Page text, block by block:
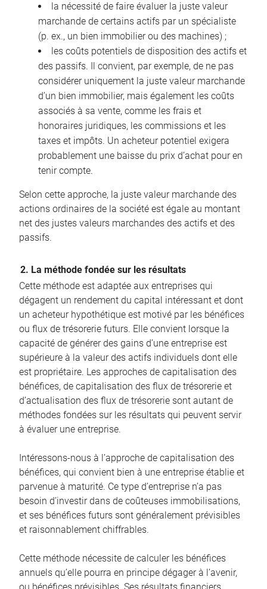
la nécessité de faire évaluer la juste valeur
marchande de certains actifs par un spécialiste
(p. ex., un bien immobilier ou des machines) ;
les coûts potentiels de disposition des actifs et
des passifs. Il convient, par exemple, de ne pas
considérer uniquement la juste valeur marchande
d’un bien immobilier, mais également les coûts
associés à sa vente, comme les frais et
honoraires juridiques, les commissions et les
taxes et impôts. Un acheteur potentiel exigera
probablement une baisse du prix d’achat pour en
tenir compte.
Selon cette approche, la juste valeur marchande des
actions ordinaires de la société est égale au montant
net des justes valeurs marchandes des actifs et des
passifs.
2. La méthode fondée sur les résultats
Cette méthode est adaptée aux entreprises qui
dégagent un rendement du capital intéressant et dont
un acheteur hypothétique est motivé par les bénéfices
ou flux de trésorerie futurs. Elle convient lorsque la
capacité de générer des gains d’une entreprise est
supérieure à la valeur des actifs individuels dont elle
est propriétaire. Les approches de capitalisation des
bénéfices, de capitalisation des flux de trésorerie et
d’actualisation des flux de trésorerie sont autant de
méthodes fondées sur les résultats qui peuvent servir
à évaluer une entreprise.
Intéressons-nous à l’approche de capitalisation des
bénéfices, qui convient bien à une entreprise établie et
parvenue à maturité. Ce type d’entreprise n’a pas
besoin d’investir dans de coûteuses immobilisations,
et ses bénéfices futurs sont généralement prévisibles
et raisonnablement chiffrables.
Cette méthode nécessite de calculer les bénéfices
annuels qu’elle pourra en principe dégager à l’avenir,
ou bénéfices prévisibles. Ses résultats financiers